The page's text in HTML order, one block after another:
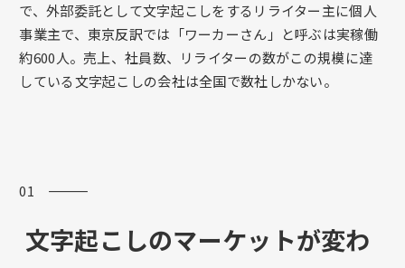
で、外部委託として文字起こしをするリライター主に個人
事業主で、東京反訳では「ワーカーさん」と呼ぶは実稼働
約600人。売上、社員数、リライターの数がこの規模に達
している文字起こしの会社は全国で数社しかない。
01 ―――
文字起こしのマーケットが変わ